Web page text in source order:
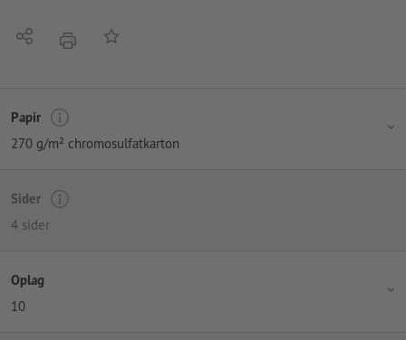
Del tryk Tilføj til huskelisten
Papir
270 g/m² chromosulfatkarton
Sider
4 sider
Oplag
10